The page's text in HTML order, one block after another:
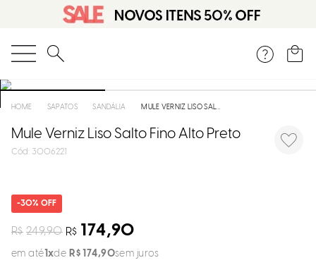
O que você está procurando?
SAPATOS SANDÁLIA MULE VERNIZ LISO SALTO FINO ALTO PRETO
Mule Verniz Liso Salto Fino Alto Preto
: 3006221
30%
R$ 249,90 R$ 174,90
em até 1 R$ 174,90sem juros